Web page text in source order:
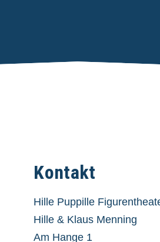
Kontakt
Hille Puppille
Hille & Klaus Menning
Am Hange 1